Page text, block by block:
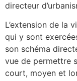
directeur
L’extension de la
qui y sont
son schéma
vue de permettre
court, moyen et